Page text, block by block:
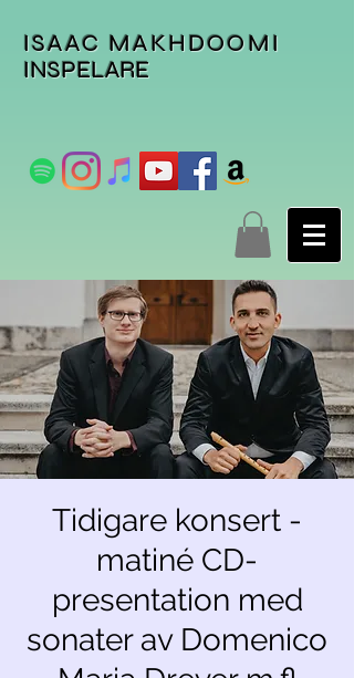
ISAAC MAKHDOOMI
INSPELARE
Tidigare konsert -
matiné CD-
presentation med
sonater av Domenico